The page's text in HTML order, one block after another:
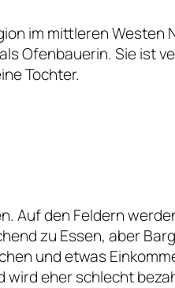
im mittleren Westen
Ofenbauerin. Sie ist
Tochter.
Auf den Feldern
zu Essen, aber
und etwas
eher schlecht